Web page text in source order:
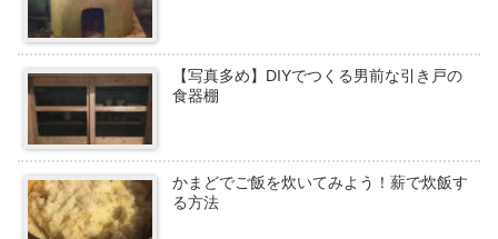
【写真多め】DIYでつくる男前な引き戸の
食器棚
かまどでご飯を炊いてみよう！薪で炊飯す
る方法